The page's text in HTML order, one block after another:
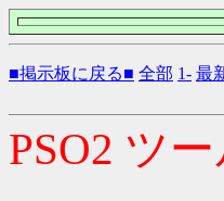
■掲示板に戻る■ 全部 1- 最
PSO2 ツ